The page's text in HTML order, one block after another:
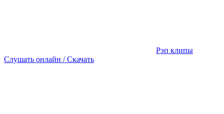
Рэп клипы
Слушать онлайн / Скачать